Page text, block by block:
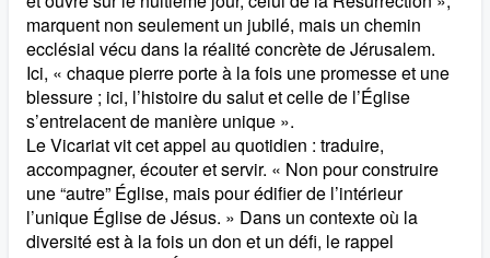
marquent non seulement un jubilé, mais un chemin
ecclésial vécu dans la réalité concrète de Jérusalem.
Ici, « chaque pierre porte à la fois une promesse et une
blessure ; ici, l’histoire du salut et celle de l’Église
s’entrelacent de manière unique ».
Le Vicariat vit cet appel au quotidien : traduire,
accompagner, écouter et servir. « Non pour construire
une “autre” Église, mais pour édifier de l’intérieur
l’unique Église de Jésus. » Dans un contexte où la
diversité est à la fois un don et un défi, le rappel